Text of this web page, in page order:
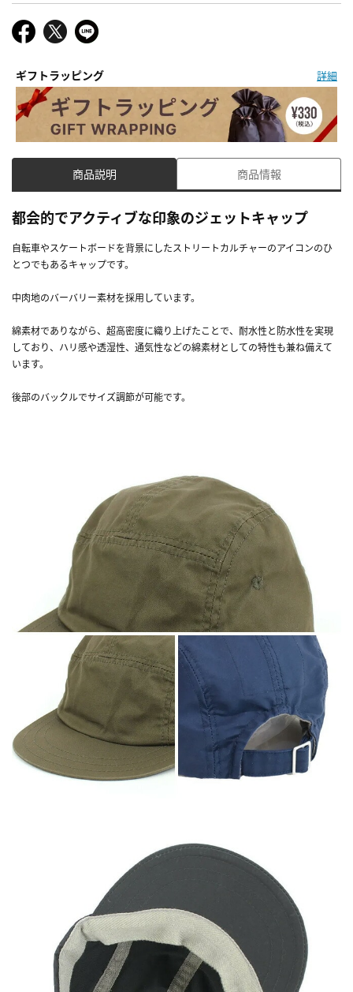
ギフトラッピング 詳細
商品説明 商品情報
都会的でアクティブな印象のジェットキャップ
自転車やスケートボードを背景にしたストリートカルチャーのアイコンのひ
とつでもあるキャップです。
中肉地のバーバリー素材を採用しています。
綿素材でありながら、超高密度に織り上げたことで、耐水性と防水性を実現
しており、ハリ感や透湿性、通気性などの綿素材としての特性も兼ね備えて
います。
後部のバックルでサイズ調節が可能です。